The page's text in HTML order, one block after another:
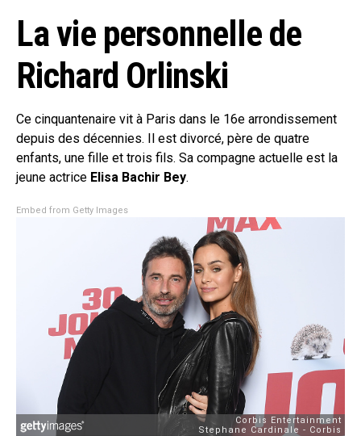
La vie personnelle de
Richard Orlinski
Ce cinquantenaire vit à Paris dans le 16e arrondissement
depuis des décennies. Il est divorcé, père de quatre
enfants, une fille et trois fils. Sa compagne actuelle est la
jeune actrice Elisa Bachir Bey.
Embed from Getty Images